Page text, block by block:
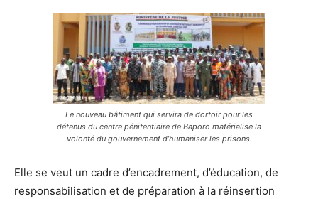
Le nouveau bâtiment qui servira de dortoir pour les
détenus du centre pénitentiaire de Baporo matérialise la
volonté du gouvernement d’humaniser les prisons.
Elle se veut un cadre d’encadrement, d’éducation, de
responsabilisation et de préparation à la réinsertion